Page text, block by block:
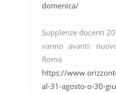
domenica/
Supplenze docenti
vanno avanti:
Roma
https://
al-31-agosto-o-30-